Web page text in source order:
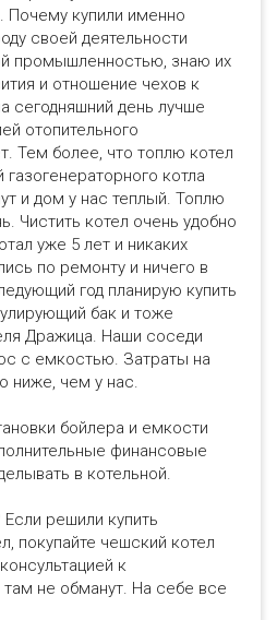
купили именно
своей деятельности
промышленностью, знаю их
и отношение чехов к
сегодняшний день лучше
отопительного
Тем более, что топлю котел
котла
и дом у нас теплый. Топлю
Чистить котел очень удобно
уже 5 лет и никаких
по ремонту и ничего в
год планирую купить
бак и тоже
Дражица. Наши соседи
с емкостью. Затраты на
ниже, чем у нас.
бойлера и емкости
финансовые
в котельной.
решили купить
покупайте чешский котел
к
не обманут. На себе все